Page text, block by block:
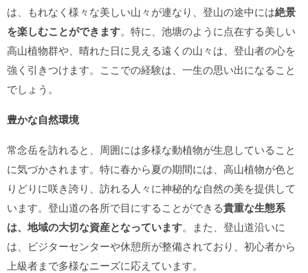
は、もれなく様々な美しい山々が連なり、登山の途中には絶景
を楽しむことができます。特に、池塘のように点在する美しい
高山植物群や、晴れた日に見える遠くの山々は、登山者の心を
強く引きつけます。ここでの経験は、一生の思い出になること
でしょう。
豊かな自然環境
常念岳を訪れると、周囲には多様な動植物が生息していること
に気づかされます。特に春から夏の期間には、高山植物が色と
りどりに咲き誇り、訪れる人々に神秘的な自然の美を提供して
います。登山道の各所で目にすることができる貴重な生態系
は、地域の大切な資産となっています。また、登山道沿いに
は、ビジターセンターや休憩所が整備されており、初心者から
上級者まで多様なニーズに応えています。